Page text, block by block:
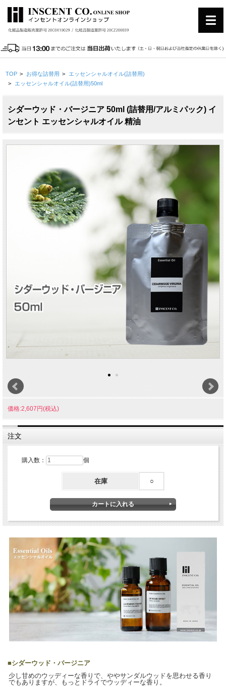
TOP > お得な詰替用 > エッセンシャルオイル(詰替用)
> エッセンシャルオイル(詰替用)50ml
シダーウッド・バージニア 50ml (詰替用/アルミパック) イ
ンセント エッセンシャルオイル 精油
価格:2,607円(税込)
注文
購入数： 個
在庫 ○
■シダーウッド・バージニア
少し甘めのウッディーな香りで、ややサンダルウッドを思わせる香り
でもありますが、もっとドライでウッディーな香り。